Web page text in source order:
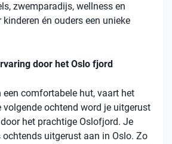
zwemparadijs, wellness en
én ouders een unieke
door het Oslo fjord
comfortabele hut, vaart het
volgende ochtend word je uitgerust
het prachtige Oslofjord. Je
ochtends uitgerust aan in Oslo. Zo